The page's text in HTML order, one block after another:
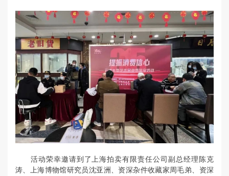
关
于
我
们
活动荣幸邀请到了上海拍卖有限责任公司副总经理陈克
涛、上海博物馆研究员沈亚洲、资深杂件收藏家周毛弟、资深